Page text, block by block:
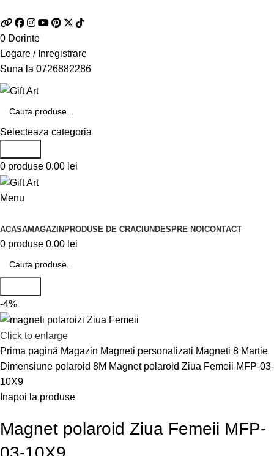
0 Dorinte
Logare / Inregistrare
Suna la 0726882286
Selecteaza categoria
0 produse 0.00 lei
Menu
ACASAMAGAZINPRODUSE DE CRACIUNDESPRE NOICONTACT
0 produse 0.00 lei
-4%
Click to enlarge
Prima pagină Magazin Magneti personalizati Magneti 8 Martie
Dimensiune polaroid 8M Magnet polaroid Ziua Femeii MFP-03-
10X9
Inapoi la produse
Magnet polaroid Ziua Femeii MFP-